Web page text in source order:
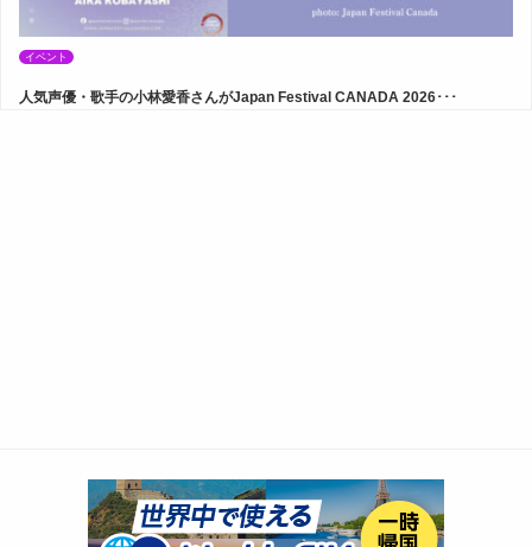
イベント
人気声優・歌手の小林愛香さんがJapan Festival CANADA 2026･･･